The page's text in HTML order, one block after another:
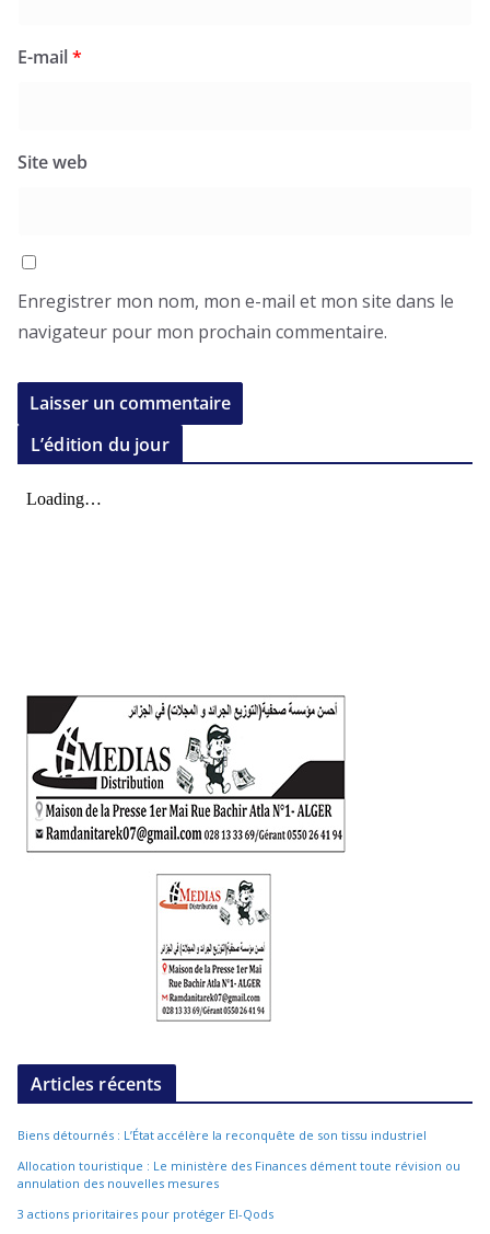
E-mail*
Site web
Enregistrer mon nom, mon e-mail et mon site dans le
navigateur pour mon prochain commentaire.
L’édition du jour
Articles récents
Biens détournés : L’État accélère la reconquête de son tissu industriel
Allocation touristique : Le ministère des Finances dément toute révision ou
annulation des nouvelles mesures
3 actions prioritaires pour protéger El-Qods